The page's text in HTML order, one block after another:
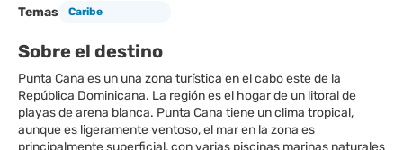
Temas
Caribe
Sobre el destino
Punta Cana es un una zona turística en el cabo este de la
República Dominicana. La región es el hogar de un litoral de
playas de arena blanca. Punta Cana tiene un clima tropical,
aunque es ligeramente ventoso, el mar en la zona es
principalmente superficial, con varias piscinas marinas naturales